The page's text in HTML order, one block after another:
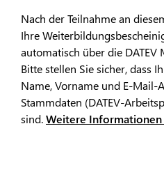
Nach der Teilnahme an
Ihre
automatisch über die
Bitte stellen Sie sicher, dass
Name, Vorname und E-Mail-
Stammdaten (DATEV-
sind.Weitere Informationen